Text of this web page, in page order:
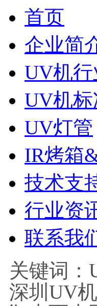
首页
企业简
UV机
UV机
UV灯管
IR烤箱
技术支
行业资
联系我
关键词：
深圳UV